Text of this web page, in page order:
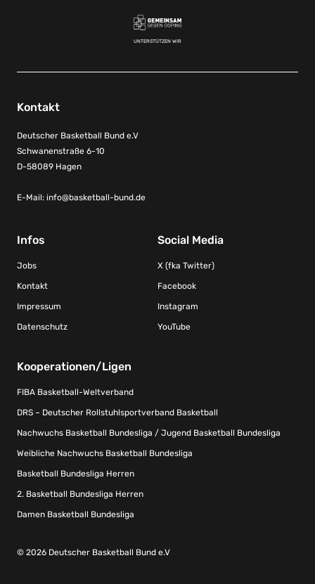
UNTERSTÜTZEN WIR
Kontakt
Deutscher Basketball Bund e.V
Schwanenstraße 6-10
D-58089 Hagen
E-Mail: info@basketball-bund.de
Infos
Jobs
Kontakt
Impressum
Datenschutz
Social Media
X (fka Twitter)
Facebook
Instagram
YouTube
Kooperationen/Ligen
FIBA Basketball-Weltverband
DRS – Deutscher Rollstuhlsportverband Basketball
Nachwuchs Basketball Bundesliga / Jugend Basketball Bundesliga
Weibliche Nachwuchs Basketball Bundesliga
Basketball Bundesliga Herren
2. Basketball Bundesliga Herren
Damen Basketball Bundesliga
© 2026 Deutscher Basketball Bund e.V